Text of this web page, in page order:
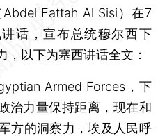
Fattah Al Sisi）在7
话，宣布总统穆尔西下
，以下为塞西讲话全文：
Armed Forces，下
治力量保持距离，现在和
方的洞察力，埃及人民呼